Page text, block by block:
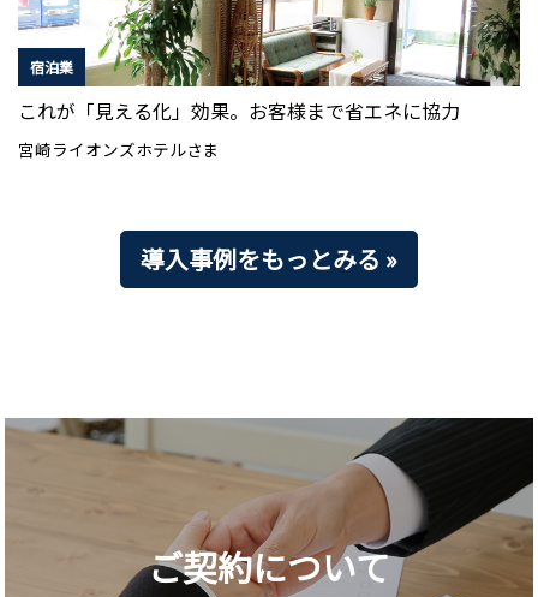
宿泊業
これが「見える化」効果。お客様まで省エネに協力
宮崎ライオンズホテルさま
導入事例をもっとみる »
ご契約について